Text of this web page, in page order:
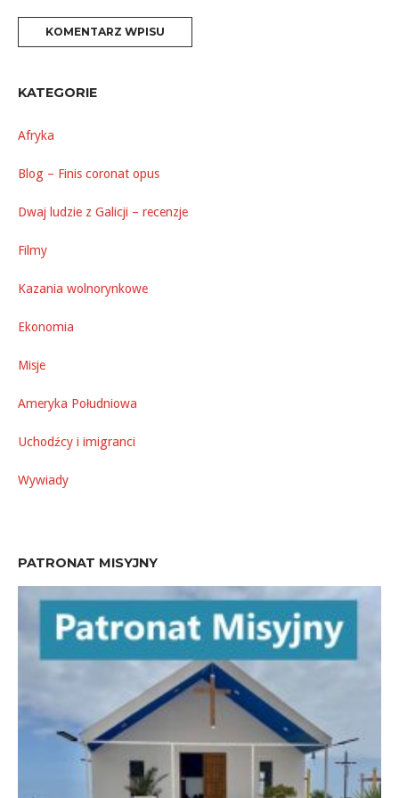
KATEGORIE
Afryka
Blog – Finis coronat opus
Dwaj ludzie z Galicji – recenzje
Filmy
Kazania wolnorynkowe
Ekonomia
Misje
Ameryka Południowa
Uchodźcy i imigranci
Wywiady
PATRONAT MISYJNY